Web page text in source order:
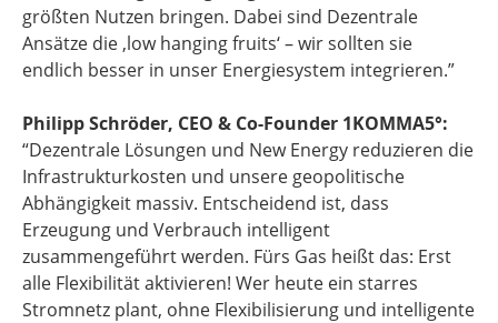
größten Nutzen bringen. Dabei sind Dezentrale
Ansätze die ‚low hanging fruits‘ – wir sollten sie
endlich besser in unser Energiesystem integrieren.”
Philipp Schröder, CEO & Co-Founder 1KOMMA5°:
“Dezentrale Lösungen und New Energy reduzieren die
Infrastrukturkosten und unsere geopolitische
Abhängigkeit massiv. Entscheidend ist, dass
Erzeugung und Verbrauch intelligent
zusammengeführt werden. Fürs Gas heißt das: Erst
alle Flexibilität aktivieren! Wer heute ein starres
Stromnetz plant, ohne Flexibilisierung und intelligente